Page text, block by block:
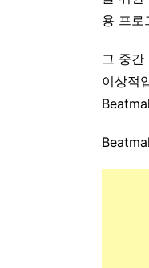
용 프로
그 중간
이상적